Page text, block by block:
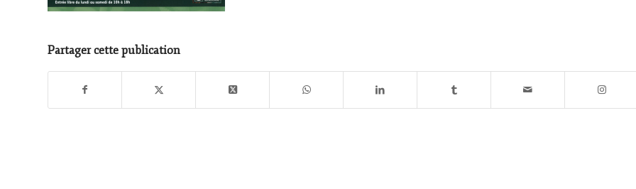
Partager cette publication